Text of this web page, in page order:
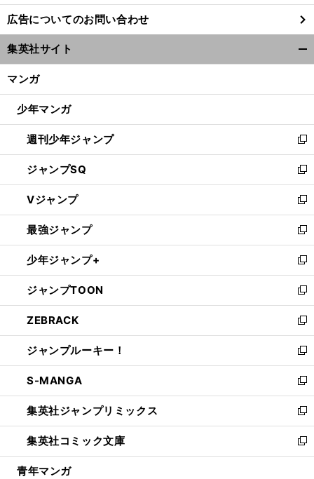
し
い
ウ
ィ
ン
ウ
開
く
広告についてのお問い合わせ
集英社サイト
マンガ
少年マンガ
週刊少年ジャンプ
新
し
い
ウ
ィ
ン
ド
ウ
で
開
く
ジャンプSQ
新
し
い
ウ
ィ
ン
ド
ウ
で
開
く
Vジャンプ
新
し
い
ウ
ィ
ン
ド
ウ
で
開
く
最強ジャンプ
新
し
い
ウ
ィ
ン
ド
ウ
で
開
く
少年ジャンプ+
新
し
い
ウ
ィ
ン
ド
ウ
で
開
く
ジャンプTOON
新
し
い
ウ
ィ
ン
ド
ウ
で
開
く
ZEBRACK
新
し
い
ウ
ィ
ン
ド
ウ
で
開
ジャンプルーキー！
新
し
い
ウ
ィ
ン
ド
ウ
S-MANGA
新
し
い
ウ
ィ
ン
集英社ジャンプリミックス
新
し
い
ウ
集英社コミック文庫
新
し
青年マンガ